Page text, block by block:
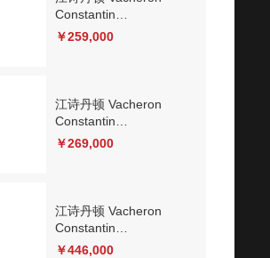
Constantin
PATRIMONY 传承
￥259,000
江诗丹顿 Vacheron
Constantin
TRADITIONNELLE系列
￥269,000
江诗丹顿 Vacheron
Constantin
PATRIMONY 传承
￥446,000